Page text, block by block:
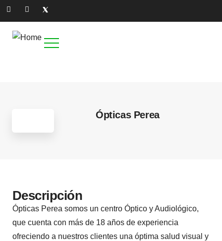
Ópticas Perea
Descripción
Ópticas Perea somos un centro Óptico y Audiológico,
que cuenta con más de 18 años de experiencia
ofreciendo a nuestros clientes una óptima salud visual y